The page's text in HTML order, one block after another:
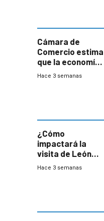
Cámara de
Comercio estima
que la economía
crecerá 1,6%
Hace 3 semanas
¿Cómo
impactará la
visita de León
XIV a Uruguay?
Hace 3 semanas